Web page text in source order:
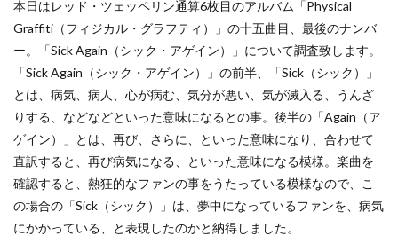
本日はレッド・ツェッペリン通算6枚目のアルバム「Physical
Graffiti（フィジカル・グラフティ）」の十五曲目、最後のナンバ
ー。「Sick Again（シック・アゲイン）」について調査致します。
「Sick Again（シック・アゲイン）」の前半、「Sick（シック）」
とは、病気、病人、心が病む、気分が悪い、気が滅入る、うんざ
りする、などなどといった意味になるとの事。後半の「Again（ア
ゲイン）」とは、再び、さらに、といった意味になり、合わせて
直訳すると、再び病気になる、といった意味になる模様。楽曲を
確認すると、熱狂的なファンの事をうたっている模様なので、こ
の場合の「Sick（シック）」は、夢中になっているファンを、病気
にかかっている、と表現したのかと納得しました。